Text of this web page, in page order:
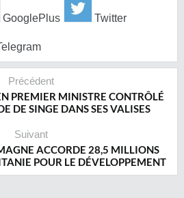
GooglePlus Twitter
Précédent
PREMIER MINISTRE CONTRÔLÉ
DE SINGE DANS SES VALISES
Suivant
ACCORDE 28,5 MILLIONS
POUR LE DÉVELOPPEMENT